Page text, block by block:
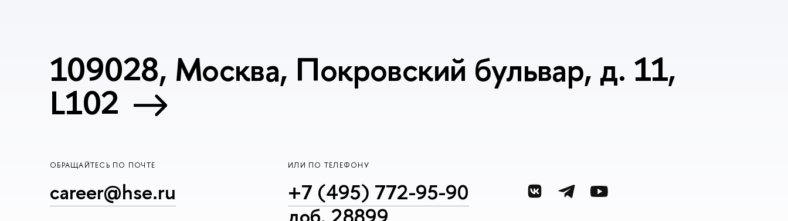
109028, Москва, Покровский бульвар, д. 11,
L102
ОБРАЩАЙТЕСЬ ПО ПОЧТЕ
career@hse.ru
ИЛИ ПО ТЕЛЕФОНУ
+7 (495) 772-95-90